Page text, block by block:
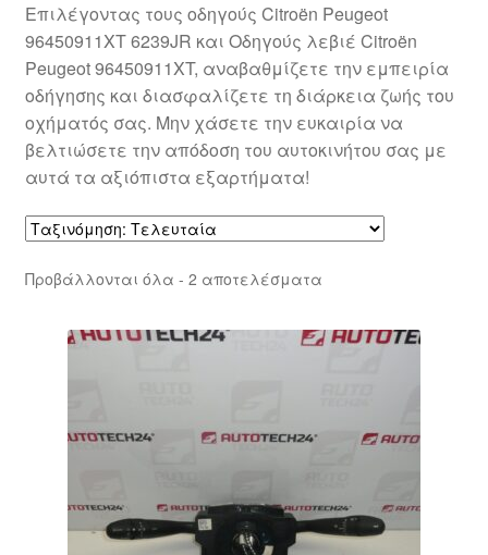
Επιλέγοντας τους οδηγούς Citroën Peugeot
96450911XT 6239JR και Οδηγούς λεβιέ Citroën
Peugeot 96450911XT, αναβαθμίζετε την εμπειρία
οδήγησης και διασφαλίζετε τη διάρκεια ζωής του
οχήματός σας. Μην χάσετε την ευκαιρία να
βελτιώσετε την απόδοση του αυτοκινήτου σας με
αυτά τα αξιόπιστα εξαρτήματα!
Προβάλλονται όλα - 2 αποτελέσματαSorted
latest